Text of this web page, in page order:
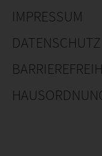
IMPRESSUM
DATENSCHUTZ